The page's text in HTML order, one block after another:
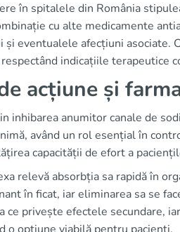
în spitalele din România
cu alte medicamente
și eventualele afecțiuni asociate.
indicațiile terapeutice
acțiune și
inhibarea anumitor canale de
având un rol esențial în
capacității de efort a
relevă absorbția sa rapidă în
în ficat, iar eliminarea sa se
ce privește efectele secundare,